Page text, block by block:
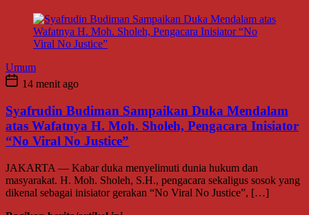
Umum
14 menit ago
Syafrudin Budiman Sampaikan Duka Mendalam
atas Wafatnya H. Moh. Sholeh, Pengacara Inisiator
“No Viral No Justice”
JAKARTA — Kabar duka menyelimuti dunia hukum dan
masyarakat. H. Moh. Sholeh, S.H., pengacara sekaligus sosok yang
dikenal sebagai inisiator gerakan “No Viral No Justice”, […]